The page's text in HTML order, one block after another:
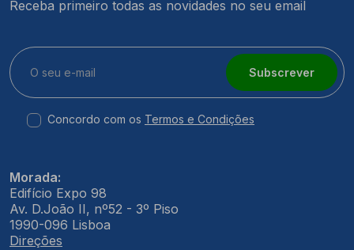
Receba primeiro todas as novidades no seu email
Subscrever
Concordo com os Termos e Condições
Morada:
Edifício Expo 98
Av. D.João II, nº52 - 3º Piso
1990-096 Lisboa
Direções